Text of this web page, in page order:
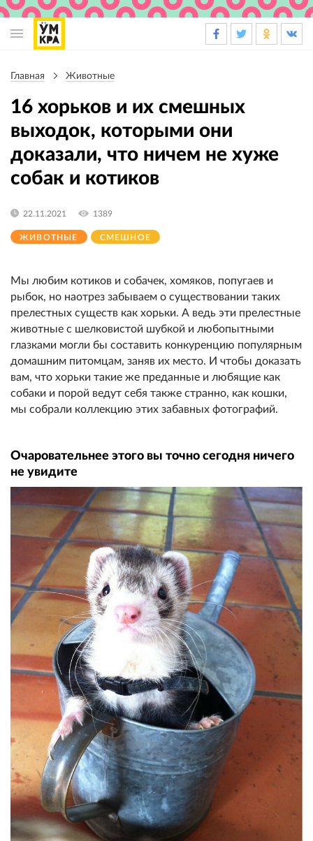
навигация
навигации
Главная Животные
16 хорьков и их смешных
выходок, которыми они
доказали, что ничем не хуже
собак и котиков
ЖИВОТНЫЕ СМЕШНОЕ
22.11.2021 1389
Мы любим котиков и собачек, хомяков, попугаев и
рыбок, но наотрез забываем о существовании таких
прелестных существ как хорьки. А ведь эти прелестные
животные с шелковистой шубкой и любопытными
глазками могли бы составить конкуренцию популярным
домашним питомцам, заняв их место. И чтобы доказать
вам, что хорьки такие же преданные и любящие как
собаки и порой ведут себя также странно, как кошки,
мы собрали коллекцию этих забавных фотографий.
Очаровательнее этого вы точно сегодня ничего
не увидите